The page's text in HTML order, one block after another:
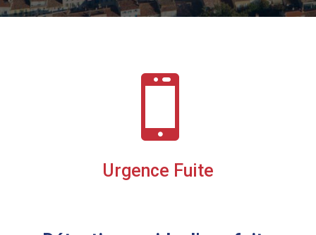

Urgence Fuite